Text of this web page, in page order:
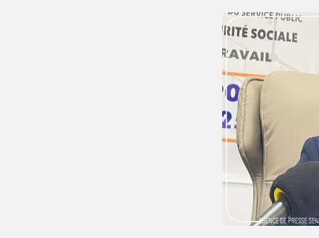
ENVIRONNEMENT
INTERNATIONAL
AGENDA
SANTE